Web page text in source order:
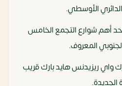
الأوسطي.
أهم شوارع التجمع الخامس
المعروف.
واي ريزيدنس هايد بارك قريب
الجديدة.